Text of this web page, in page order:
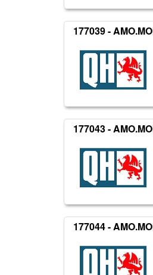
177039 -
177043 -
177044 -